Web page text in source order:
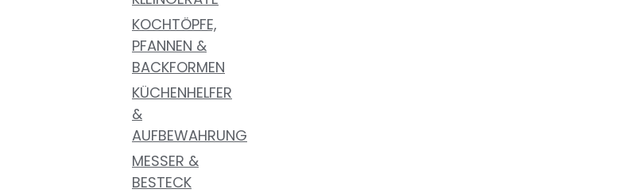
KOCHTÖPFE,
PFANNEN &
BACKFORMEN
KÜCHENHELFER
&
AUFBEWAHRUNG
MESSER &
BESTECK